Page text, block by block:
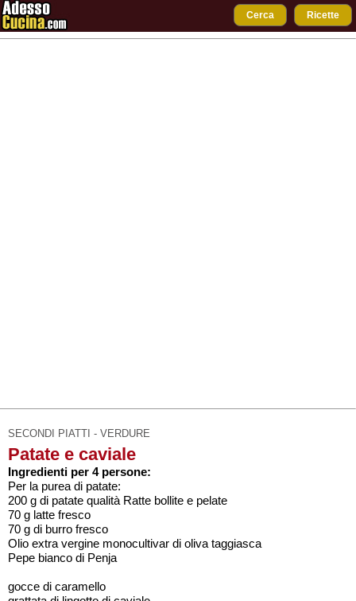
Cerca Ricette
SECONDI PIATTI - VERDURE
Patate e caviale
Ingredienti per 4 persone:
Per la purea di patate:
200 g di patate qualità Ratte bollite e pelate
70 g latte fresco
70 g di burro fresco
Olio extra vergine monocultivar di oliva taggiasca
Pepe bianco di Penja
gocce di caramello